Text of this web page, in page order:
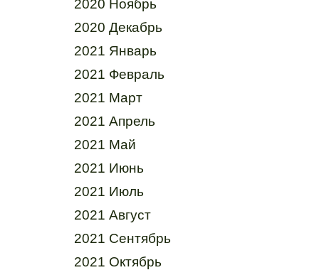
2020 Ноябрь
2020 Декабрь
2021 Январь
2021 Февраль
2021 Март
2021 Апрель
2021 Май
2021 Июнь
2021 Июль
2021 Август
2021 Сентябрь
2021 Октябрь